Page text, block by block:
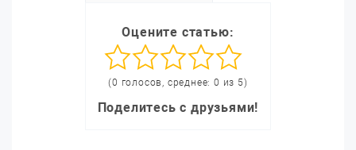
Оцените статью:
(0 голосов, среднее: 0 из 5)
Поделитесь с друзьями!